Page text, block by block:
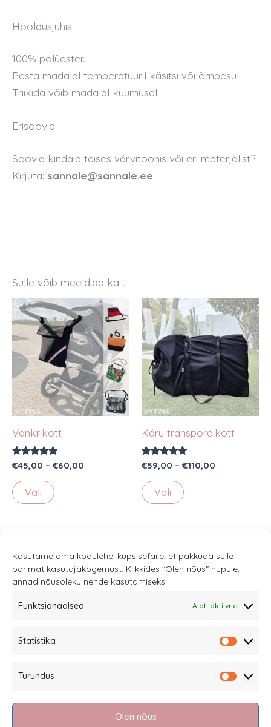
Kasutame oma kodulehel küpsisefaile, et pakkuda sulle
parimat kasutajakogemust. Klikkides "Olen nõus" nupule,
annad nõusoleku nende kasutamiseks.
Funktsionaalsed Alati aktiivne
Statistika
Turundus
Olen nõus
Hooldusjuhis
100% polüester.
Pesta madalal temperatuuril käsitsi või õrnpesul.
Triikida võib madalal kuumusel.
Erisoovid
Soovid kindaid teises värvitoonis või eri materjalist?
Kirjuta: sannale@sannale.ee
Sulle võib meeldida ka…
Vankrikott
Hinnanguga
5.00
/ 5
€45,00 – €60,00 Hinnavahemik:
Vali
varianti.
Valikuid
saab
teha
Käru transpordikott
Hinnanguga
4.89
/ 5
€59,00 – €110,00
Vali
varianti.
Valikuid
teha
Müügitingimused
Kauba tagastamine